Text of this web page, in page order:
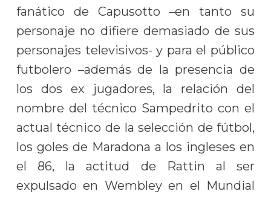
fanático de Capusotto –en tanto su
personaje no difiere demasiado de sus
personajes televisivos- y para el público
futbolero –además de la presencia de
los dos ex jugadores, la relación del
nombre del técnico Sampedrito con el
actual técnico de la selección de fútbol,
los goles de Maradona a los ingleses en
el 86, la actitud de Rattin al ser
expulsado en Wembley en el Mundial